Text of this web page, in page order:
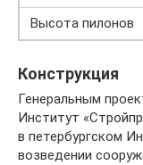
Высота пилонов
Конструкция
Генеральным
Институт
в петербургском
возведении